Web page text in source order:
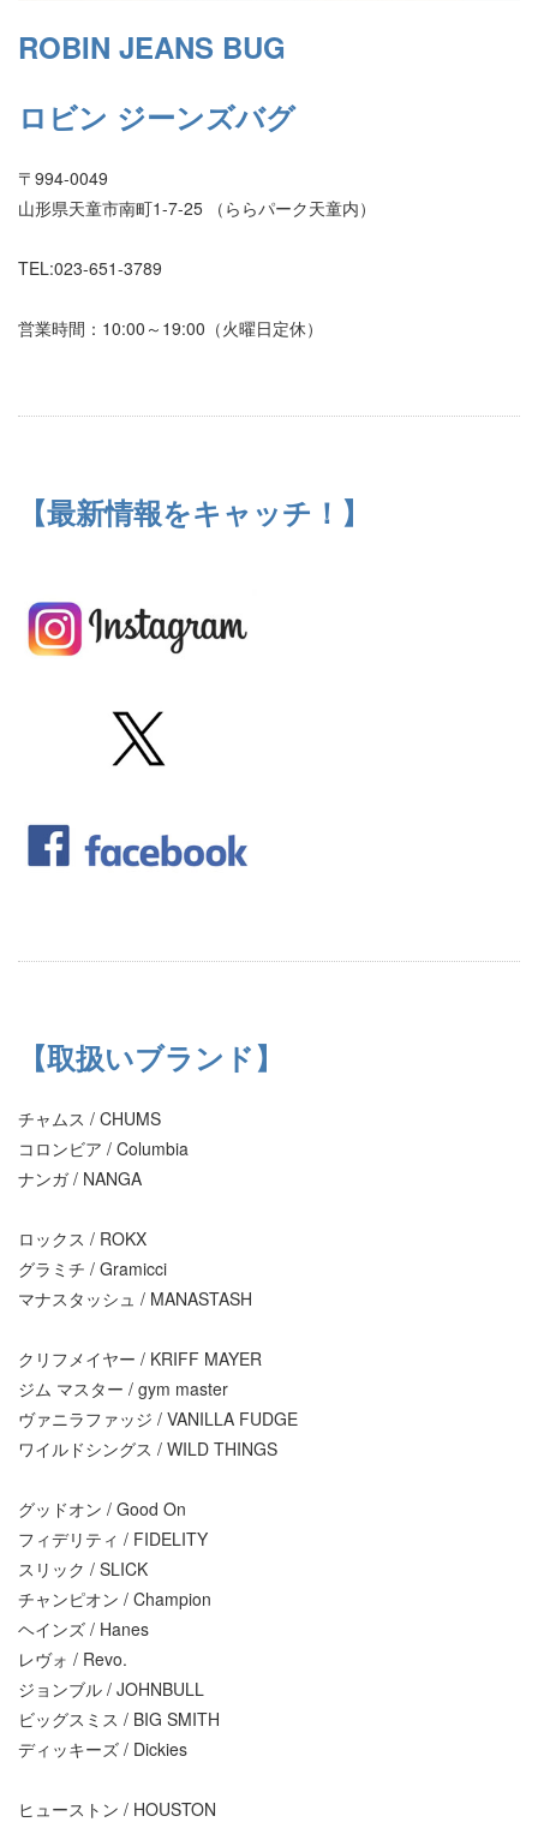
ROBIN JEANS BUG
ロビン ジーンズバグ
〒994-0049
山形県天童市南町1-7-25 （ららパーク天童内）
TEL:023-651-3789
営業時間：10:00～19:00（火曜日定休）
【最新情報をキャッチ！】
【取扱いブランド】
チャムス / CHUMS
コロンビア / Columbia
ナンガ / NANGA
ロックス / ROKX
グラミチ / Gramicci
マナスタッシュ / MANASTASH
クリフメイヤー / KRIFF MAYER
ジム マスター / gym master
ヴァニラファッジ / VANILLA FUDGE
ワイルドシングス / WILD THINGS
グッドオン / Good On
フィデリティ / FIDELITY
スリック / SLICK
チャンピオン / Champion
ヘインズ / Hanes
レヴォ / Revo.
ジョンブル / JOHNBULL
ビッグスミス / BIG SMITH
ディッキーズ / Dickies
ヒューストン / HOUSTON